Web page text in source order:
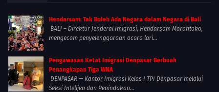
Hendarsam: Tak Boleh Ada Negara dalam Negara di Bali
BALI – Direktur Jenderal Imigrasi, Hendarsam Marantoko,
mengecam penyelenggaraan acara lari...
Pengawasan Ketat Imigrasi Denpasar Berbuah
Penangkapan Tiga WNA
DENPASAR — Kantor Imigrasi Kelas I TPI Denpasar melalui
Seksi Intelijen dan Penindakan...